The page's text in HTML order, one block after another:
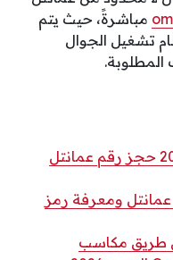
مباشرةً، حيث يتم
تشغيل الجوال
طريقة شراء رقم عمانتل 2026 حجز رقم عمانتل
ومعرفة رمز
طريق مكاسب